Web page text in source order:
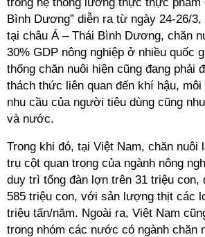
Bình Dương” diễn ra từ ngày 24-26/3,
tại châu Á – Thái Bình Dương, chăn
30% GDP nông nghiệp ở nhiều quốc
thống chăn nuôi hiện cũng đang phải
thách thức liên quan đến khí hậu,
nhu cầu của người tiêu dùng cũng
và nước.
Trong khi đó, tại Việt Nam, chăn nuôi
trụ cột quan trọng của ngành nông
duy trì tổng đàn lợn trên 31 triệu con,
585 triệu con, với sản lượng thịt các
triệu tấn/năm. Ngoài ra, Việt Nam
trong nhóm các nước có ngành chăn